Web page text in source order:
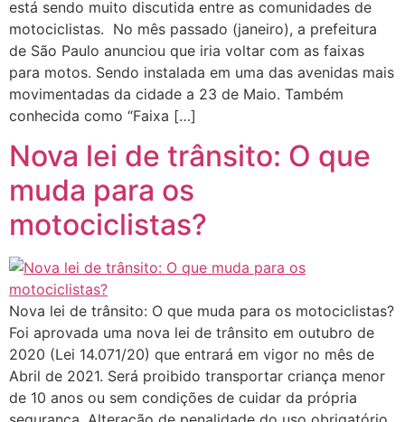
está sendo muito discutida entre as comunidades de
motociclistas. No mês passado (janeiro), a prefeitura
de São Paulo anunciou que iria voltar com as faixas
para motos. Sendo instalada em uma das avenidas mais
movimentadas da cidade a 23 de Maio. Também
conhecida como “Faixa […]
Nova lei de trânsito: O que
muda para os
motociclistas?
Nova lei de trânsito: O que muda para os motociclistas?
Foi aprovada uma nova lei de trânsito em outubro de
2020 (Lei 14.071/20) que entrará em vigor no mês de
Abril de 2021. Será proibido transportar criança menor
de 10 anos ou sem condições de cuidar da própria